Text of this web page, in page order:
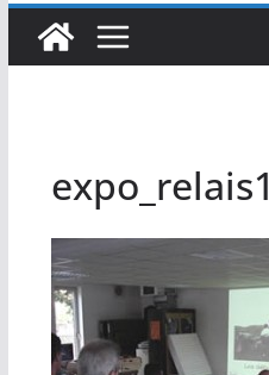
expo_relais1